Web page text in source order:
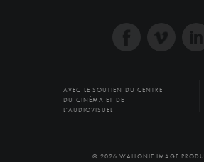
AVEC LE SOUTIEN DU CENTRE
DU CINÉMA ET DE
L'AUDIOVISUEL
© 2026 WALLONIE IMAGE